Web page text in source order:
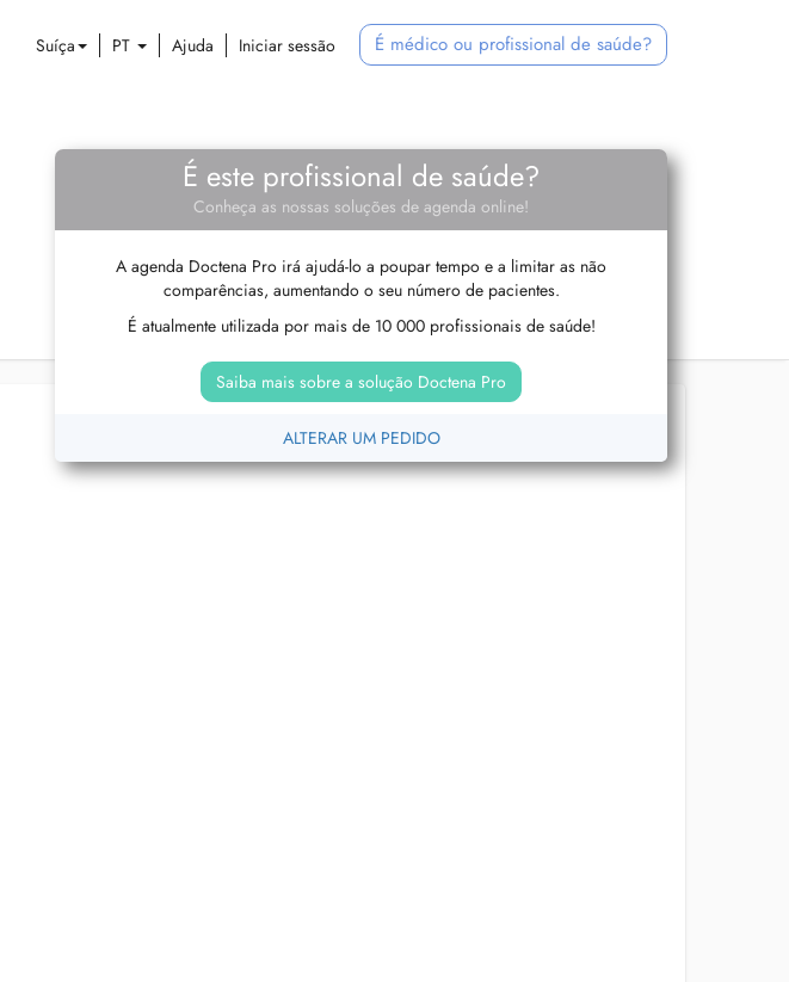
Suíça PT Ajuda Iniciar sessão É médico ou profissional de saúde?
É este profissional de saúde?
Conheça as nossas soluções de agenda online!
A agenda Doctena Pro irá ajudá-lo a poupar tempo e a limitar as não
comparências, aumentando o seu número de pacientes.
É atualmente utilizada por mais de 10 000 profissionais de saúde!
Saiba mais sobre a solução Doctena Pro
ALTERAR UM PEDIDO